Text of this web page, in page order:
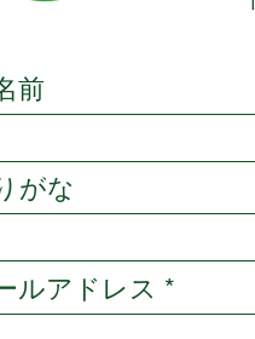
前
がな
ルアドレス